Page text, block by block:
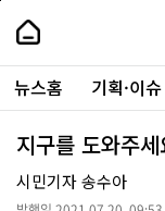
본
로
가
내
손
안
에
서
울
-
서
울
시
주
요
서
뉴스홈 기획·이슈
지구를 도와주
시민기자 송수아
페
상
단
로